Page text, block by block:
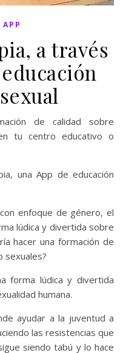
a través
tu centro educativo o
una App de educación
enfoque de género, el
lúdica y divertida sobre
hacer una formación de
sexuales?
forma lúdica y divertida
humana.
ayudar a la juventud a
las resistencias que
siendo tabú y lo hace